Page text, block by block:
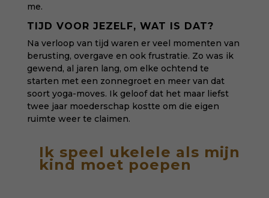
me.
TIJD VOOR JEZELF, WAT IS DAT?
Na verloop van tijd waren er veel momenten van
berusting, overgave en ook frustratie. Zo was ik
gewend, al jaren lang, om elke ochtend te
starten met een zonnegroet en meer van dat
soort yoga-moves. Ik geloof dat het maar liefst
twee jaar moederschap kostte om die eigen
ruimte weer te claimen.
Ik speel ukelele als mijn
kind moet poepen